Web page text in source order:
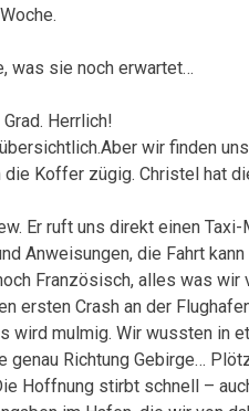
was sie noch erwartet…
Herrlich!
wir finden
Koffer zügig. Christel hat
Er ruft uns direkt einen
Anweisungen, die Fahrt
Französisch, alles was
ersten Crash an der
wird mulmig. Wir wussten in
Richtung Gebirge…
Hoffnung stirbt schnell –